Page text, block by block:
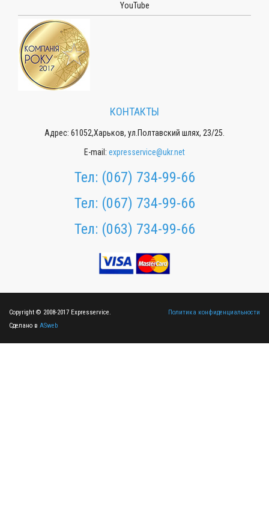
YouTube
КОНТАКТЫ
Адрес: 61052,Харьков, ул.Полтавский шлях, 23/25.
E-mail: expresservice@ukr.net
Тел: (067) 734-99-66
Тел: (067) 734-99-66
Тел: (063) 734-99-66
Copyright © 2008-2017 Expresservice.
Сделано в ASweb
Политика конфиденциальности